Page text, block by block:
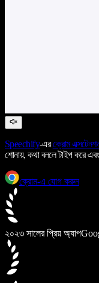
Speechify-এরক্রোম
শোনায়, কথা বললে টাইপ করে
ক্রোম-এ যোগ করুন
২০২৩ সালের প্রিয় অ্যাপ